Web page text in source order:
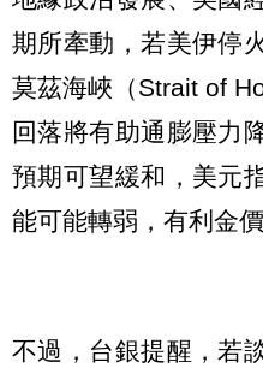
期所牽動，若美伊停
莫茲海峽（Strait of
回落將有助通膨壓力
預期可望緩和，美元
能可能轉弱，有利金
不過，台銀提醒，若